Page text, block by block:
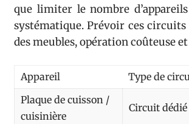
que limiter le nombre
systématique. Prévoir ces circuits
des meubles, opération coûteuse
Appareil Type de
Plaque de cuisson /
cuisinière
Circuit dédié